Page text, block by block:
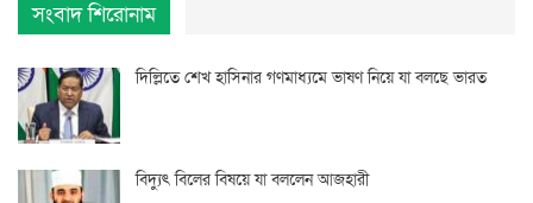
সংবাদ শিরোনাম
দিল্লিতে শেখ হাসিনার গণমাধ্যমে ভাষণ নিয়ে যা বলছে ভারত
বিদ্যুৎ বিলের বিষয়ে যা বললেন আজহারী